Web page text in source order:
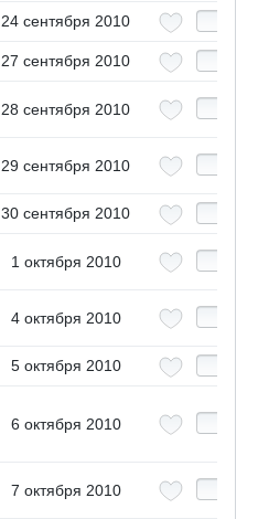
24 сентября 2010
27 сентября 2010
28 сентября 2010
29 сентября 2010
30 сентября 2010
1 октября 2010
4 октября 2010
5 октября 2010
6 октября 2010
7 октября 2010